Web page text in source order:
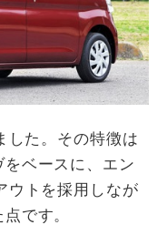
した。その特徴は
ベースに、エン
ウトを採用しなが
です。